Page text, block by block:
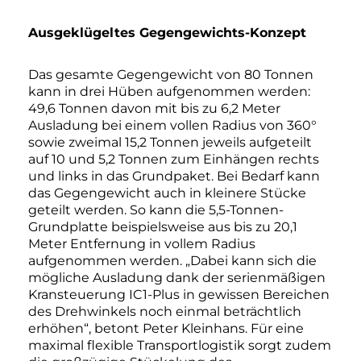
Ausgeklügeltes Gegengewichts-Konzept
Das gesamte Gegengewicht von 80 Tonnen
kann in drei Hüben aufgenommen werden:
49,6 Tonnen davon mit bis zu 6,2 Meter
Ausladung bei einem vollen Radius von 360°
sowie zweimal 15,2 Tonnen jeweils aufgeteilt
auf 10 und 5,2 Tonnen zum Einhängen rechts
und links in das Grundpaket. Bei Bedarf kann
das Gegengewicht auch in kleinere Stücke
geteilt werden. So kann die 5,5-Tonnen-
Grundplatte beispielsweise aus bis zu 20,1
Meter Entfernung in vollem Radius
aufgenommen werden. „Dabei kann sich die
mögliche Ausladung dank der serienmäßigen
Kransteuerung IC1-Plus in gewissen Bereichen
des Drehwinkels noch einmal beträchtlich
erhöhen“, betont Peter Kleinhans. Für eine
maximal flexible Transportlogistik sorgt zudem